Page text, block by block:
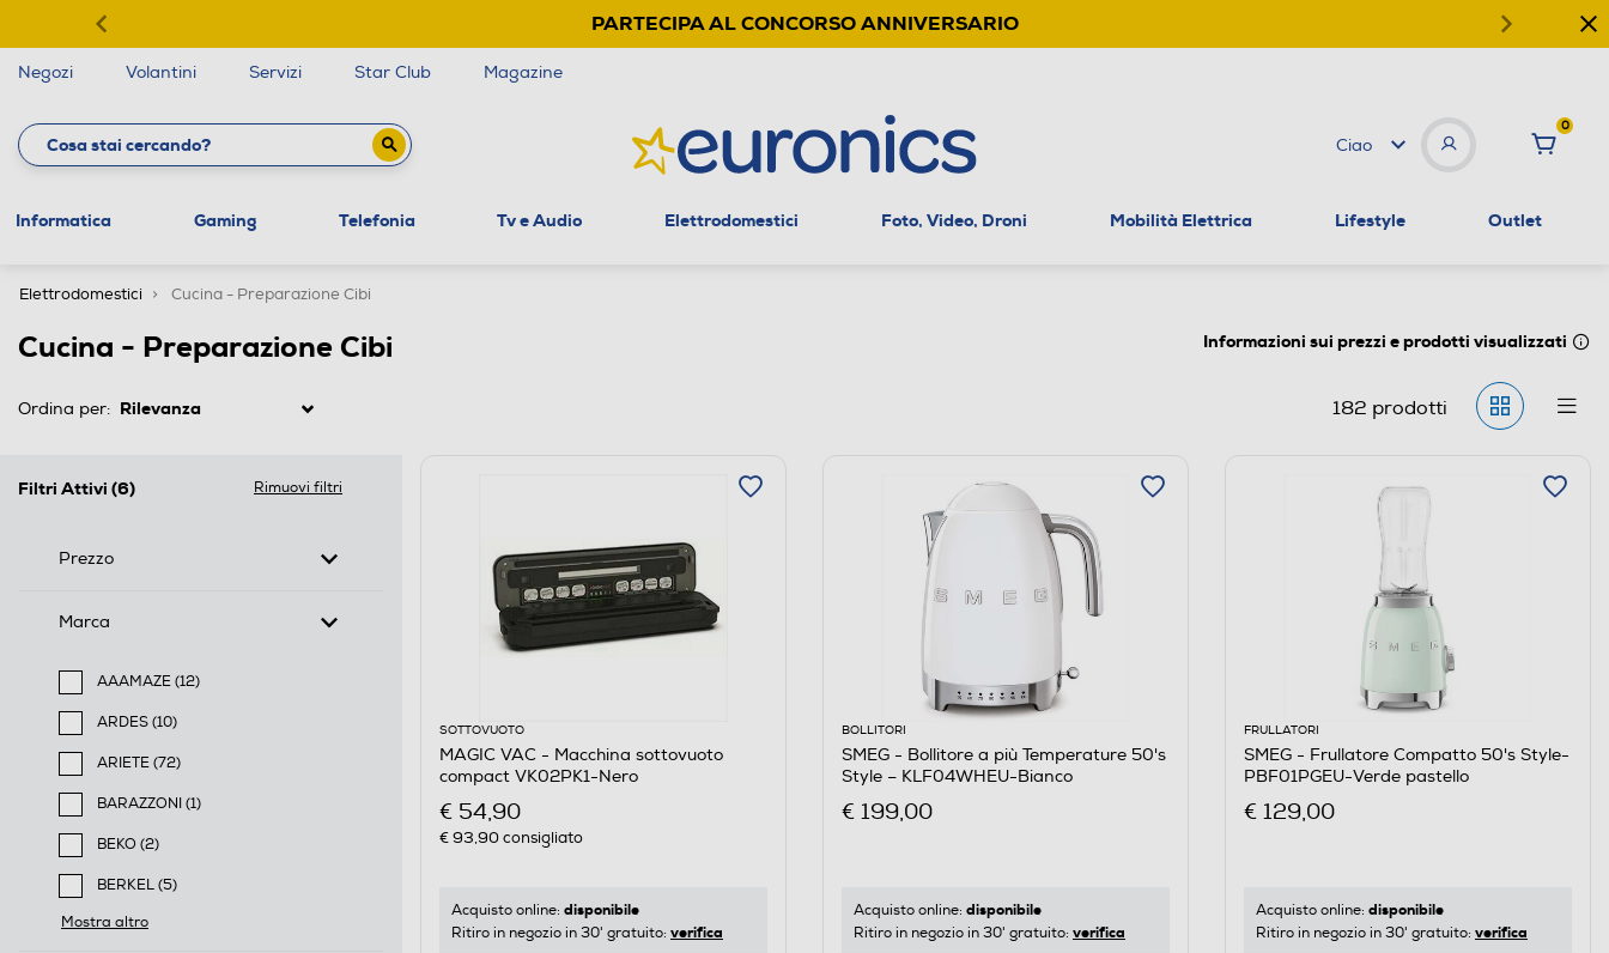
PARTECIPA AL CONCORSO ANNIVERSARIO
Negozi Volantini Servizi Star Club Magazine
Ciao
0
Informatica Gaming Telefonia Tv e Audio Elettrodomestici Foto, Video, Droni Mobilità Elettrica Lifestyle Outlet
Elettrodomestici Cucina - Preparazione Cibi
Cucina - Preparazione Cibi Informazioni sui prezzi e prodotti visualizzati
Ordina per: 182 prodotti
Filtri Attivi (6) Rimuovi filtri
Prezzo
Marca
AAAMAZE (12)
Filtra per Marca: AAAMAZE
ARDES (10)
Filtra per Marca: ARDES
ARIETE (72)
Filtra per Marca: ARIETE
BARAZZONI (1)
Filtra per Marca: BARAZZONI
BEKO (2)
Filtra per Marca: BEKO
BERKEL (5)
Filtra per Marca: BERKEL
Mostra altro
SOTTOVUOTO
MAGIC VAC - Macchina sottovuoto
compact VK02PK1-Nero
€ 54,90
€ 93,90consigliato
Acquisto online: disponibile
Ritiro in negozio in 30' gratuito: verifica
BOLLITORI
SMEG - Bollitore a più Temperature 50's
Style – KLF04WHEU-Bianco
€ 199,00
Acquisto online: disponibile
Ritiro in negozio in 30' gratuito: verifica
FRULLATORI
SMEG - Frullatore Compatto 50's Style-
PBF01PGEU-Verde pastello
€ 129,00
Acquisto online: disponibile
Ritiro in negozio in 30' gratuito: verifica